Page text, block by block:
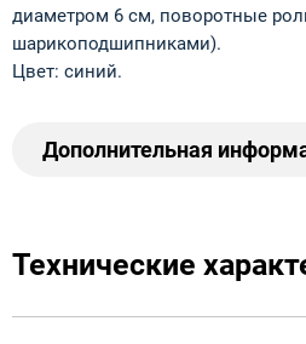
диаметром 6 см, поворотные
шарикоподшипниками).
Цвет: синий.
Дополнительная
Технические